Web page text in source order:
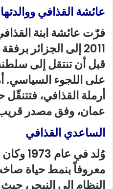
عائشة القذافي ووالدتها
فرّت عائشة ابنة
2011 إلى الجزائر
قبل أن تنتقل إلى
على اللجوء السياسي.
أرملة القذافي،
عمان، وفق مصدر قريب
الساعدي القذافي
وُلد في
معروفاً بنمط حياة
النظام إلى النيجر،